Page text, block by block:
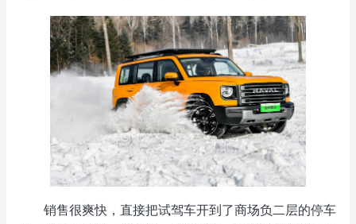
销售很爽快，直接把试驾车开到了商场负二层的停车